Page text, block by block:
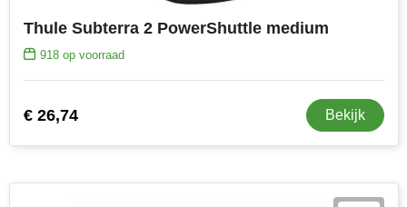
Thule Subterra 2 PowerShuttle medium
918op voorraad
€ 26,74 Bekijk